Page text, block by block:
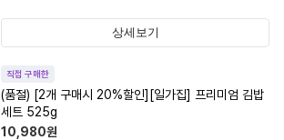
상세보기
직접 구매한
(품절) [2개 구매시 20%할인][일가집] 프리미엄 김밥
세트 525g
10,980원